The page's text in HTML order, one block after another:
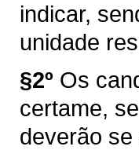
indicar,
unidade
§2º Os
certame,
deverão